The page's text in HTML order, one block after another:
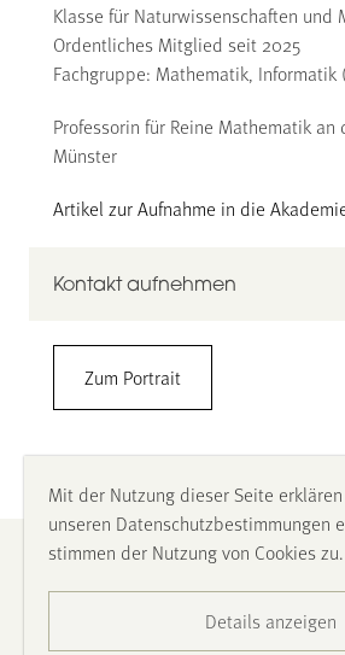
Klasse für Naturwissenschaften und
Ordentliches Mitglied seit 2025
Fachgruppe: Mathematik, Informatik
Professorin für Reine Mathematik
Münster
Artikel zur Aufnahme in die
Kontakt aufnehmen
Universität Münster
Mathematisches Institut
+49 (0) 251-83-33701
viehmann@uni-muenster.de
https://www.uni-muenster.de/
member.php?id=1674
Zum Portrait
Impressum
Mit der Nutzung dieser Seite
unseren Datenschutzbestimmungen
stimmen der Nutzung von Cookies zu.
Details anzeigen